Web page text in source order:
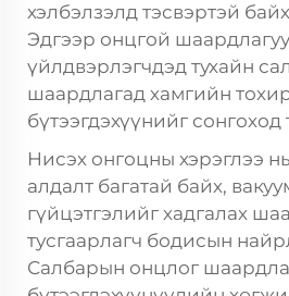
хэлбэлзэлд тэсвэртэй
Эдгээр онцгой
үйлдвэрлэгчдэд тухайн
шаардлагад хамгийн
бүтээгдэхүүнийг сонгоход
Нисэх онгоцны хэрэглээ
алдалт багатай байх,
гүйцэтгэлийг хадгалах
тусгаарлагч бодисын
Салбарын онцлог